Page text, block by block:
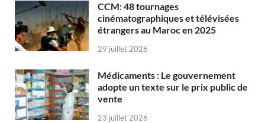
CCM: 48 tournages
cinématographiques et télévisées
étrangers au Maroc en 2025
29 juillet 2026
Médicaments : Le gouvernement
adopte un texte sur le prix public de
vente
23 juillet 2026